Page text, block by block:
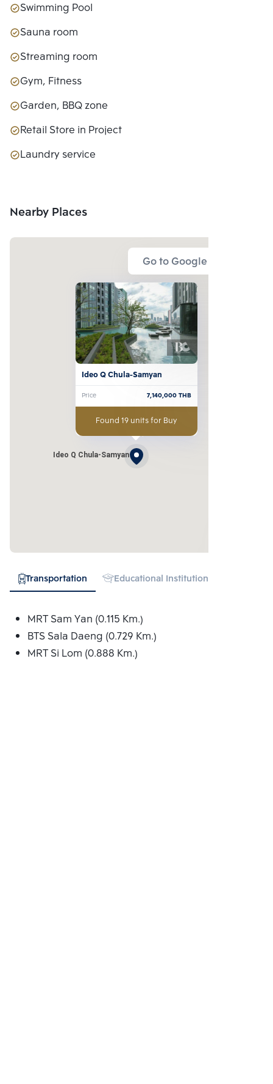
Swimming Pool
Sauna room
Streaming room
Gym, Fitness
Garden, BBQ zone
Retail Store in Project
Laundry service
Nearby Places
Go to Google Map
Ideo Q Chula-Samyan
Ideo Q Chula-Samyan
Price 7,140,000 THB
Found 19 units for Buy
Transportation Educational Institution
MRT Sam Yan (0.115 Km.)
BTS Sala Daeng (0.729 Km.)
MRT Si Lom (0.888 Km.)